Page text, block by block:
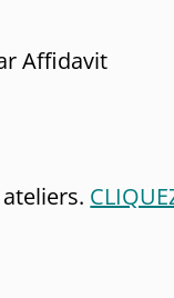
Affidavit